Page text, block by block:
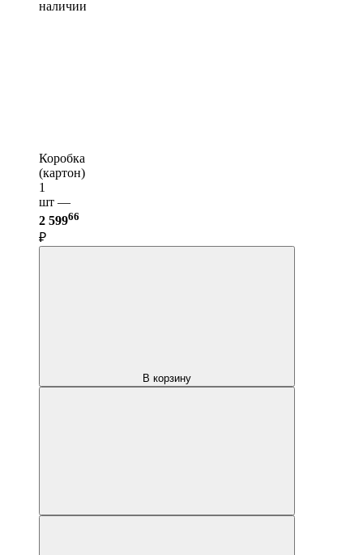
наличии
Коробка
(картон)
1
шт —
2 59966
₽
В корзину